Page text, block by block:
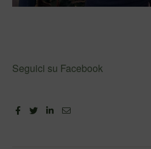
Seguici su Facebook
FacebookTwitterLinkedin
Email